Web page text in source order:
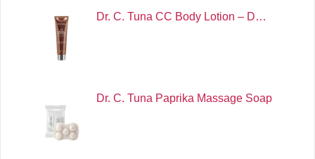
Dr. C. Tuna CC Body Lotion – D…
Dr. C. Tuna Paprika Massage Soap